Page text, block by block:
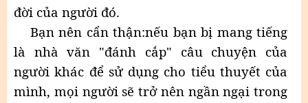
đời của người đó.
Bạn nên cẩn thận:nếu bạn bị mang tiếng
là nhà văn "đánh cắp" câu chuyện của
người khác để sử dụng cho tiểu thuyết của
mình, mọi người sẽ trở nên ngần ngại trong